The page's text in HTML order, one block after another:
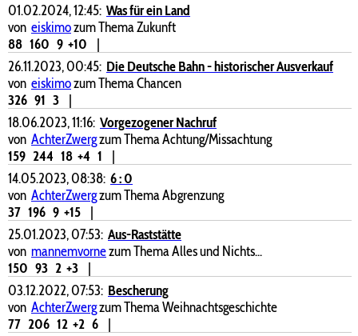
01.02.2024, 12:45: Was für ein Land
von eiskimozum Thema Zukunft
88 160 9 +10
|
26.11.2023, 00:45: Die Deutsche Bahn - historischer Ausverkauf
von eiskimozum Thema Chancen
326 91 3
|
18.06.2023, 11:16: Vorgezogener Nachruf
von AchterZwergzum Thema Achtung/Missachtung
159 244 18 +4 1
|
14.05.2023, 08:38: 6 : 0
von AchterZwergzum Thema Abgrenzung
37 196 9 +15
|
25.01.2023, 07:53: Aus-Raststätte
von mannemvornezum Thema Alles und Nichts...
150 93 2 +3
|
03.12.2022, 07:53: Bescherung
von AchterZwergzum Thema Weihnachtsgeschichte
77 206 12 +2 6
|